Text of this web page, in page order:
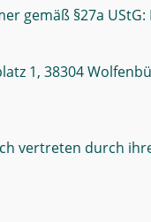
gemäß §27a UStG:
1, 38304
vertreten durch